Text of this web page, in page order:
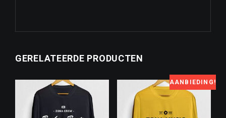
GERELATEERDE PRODUCTEN
AANBIEDING!